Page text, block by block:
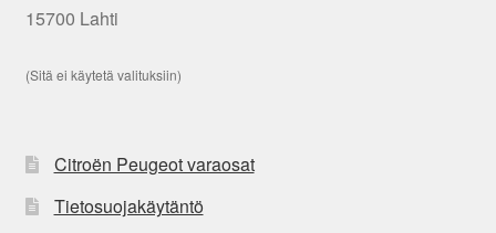
15700 Lahti
(Sitä ei käytetä valituksiin)
Citroën Peugeot varaosat
Tietosuojakäytäntö